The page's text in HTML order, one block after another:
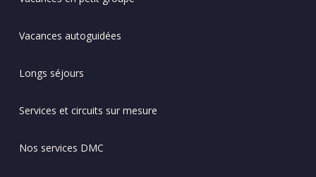
Vacances autoguidées
Longs séjours
Services et circuits sur mesure
Nos services DMC